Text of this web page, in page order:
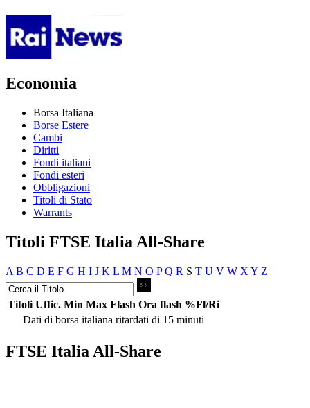
Economia
Borsa Italiana
Borse Estere
Cambi
Diritti
Fondi italiani
Fondi esteri
Obbligazioni
Titoli di Stato
Warrants
Titoli FTSE Italia All-Share
A B C D E F G H I J K L M N O P Q R S T U V W X Y Z
Titoli Uffic. Min Max Flash Ora flash %Fl/Ri
Dati di borsa italiana ritardati di 15 minuti
FTSE Italia All-Share